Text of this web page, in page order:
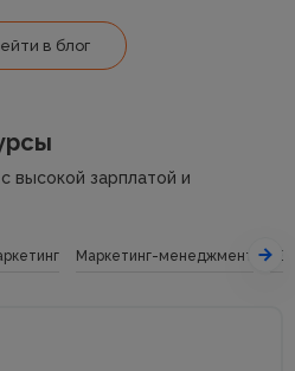
в блог
высокой зарплатой и
Маркетинг-менеджмент